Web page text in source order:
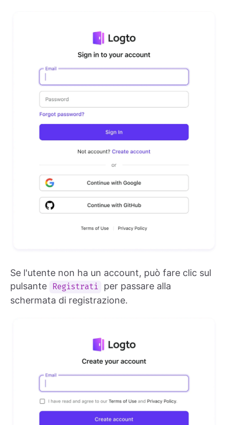
Se l'utente non ha un account, può fare clic sul
pulsante
Registrati
per passare alla
schermata di registrazione.